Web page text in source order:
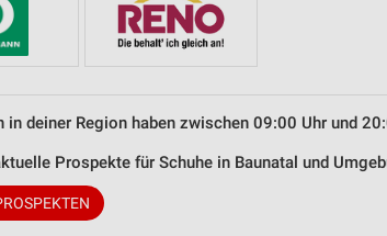
in deiner Region haben zwischen 09:00 Uhr und
Prospekte für Schuhe in Baunatal und